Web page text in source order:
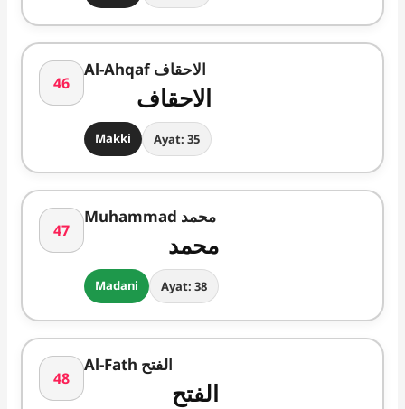
46
Al-Ahqaf الاحقاف
الاحقاف
Makki Ayat: 35
47
Muhammad محمد
محمد
Madani Ayat: 38
48
Al-Fath الفتح
الفتح